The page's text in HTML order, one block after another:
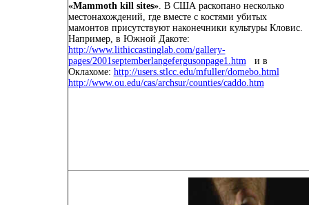
«Mammoth kill sites». В США раскопано несколько
местонахождений, где вместе с костями убитых
мамонтов присутствуют наконечники культуры Кловис.
Например, в Южной Дакоте:
http://www.lithiccastinglab.com/gallery-
pages/2001septemberlangefergusonpage1.htm
и в
Оклахоме: http://users.stlcc.edu/mfuller/domebo.html
http://www.ou.edu/cas/archsur/counties/caddo.htm